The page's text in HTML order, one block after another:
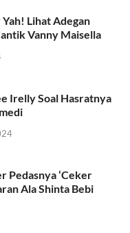
Yah! Lihat Adegan
Vanny Maisella
Irelly Soal Hasratnya
Pedasnya ‘Ceker
Ala Shinta Bebi